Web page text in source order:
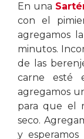
En una
con el
agregamos
minutos.
de las
carne esté
agregamos
para que el
seco.
y